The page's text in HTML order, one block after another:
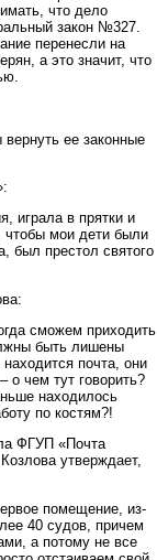
что дело
закон №327.
перенесли на
а это значит, что
ее законные
играла в прятки и
чтобы мои дети были
был престол святого
сможем приходить
быть лишены
почта, они
о чем тут говорить?
находилось
по костям?!
ФГУП «Почта
утверждает,
помещение, из-
40 судов, причем
а потому не все